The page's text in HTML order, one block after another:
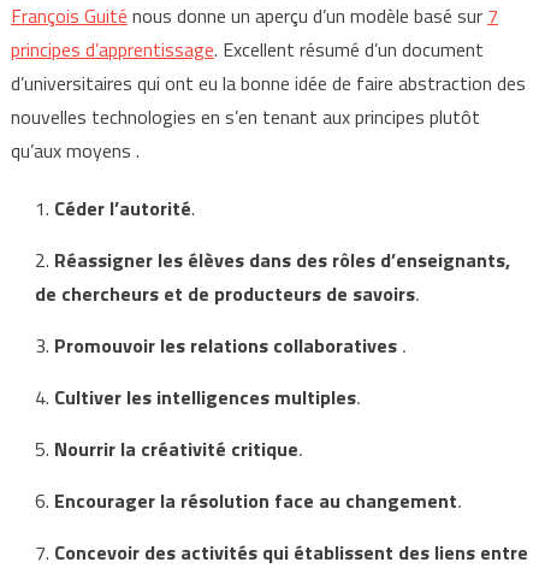
François Guité nous donne un aperçu d’un modèle basé sur 7
principes d’apprentissage. Excellent résumé d’un document
d’universitaires qui ont eu la bonne idée de faire abstraction des
nouvelles technologies en s’en tenant aux principes plutôt
qu’aux moyens .
1. Céder l’autorité.
2. Réassigner les élèves dans des rôles d’enseignants,
de chercheurs et de producteurs de savoirs.
3. Promouvoir les relations collaboratives .
4. Cultiver les intelligences multiples.
5. Nourrir la créativité critique.
6. Encourager la résolution face au changement.
7. Concevoir des activités qui établissent des liens entre